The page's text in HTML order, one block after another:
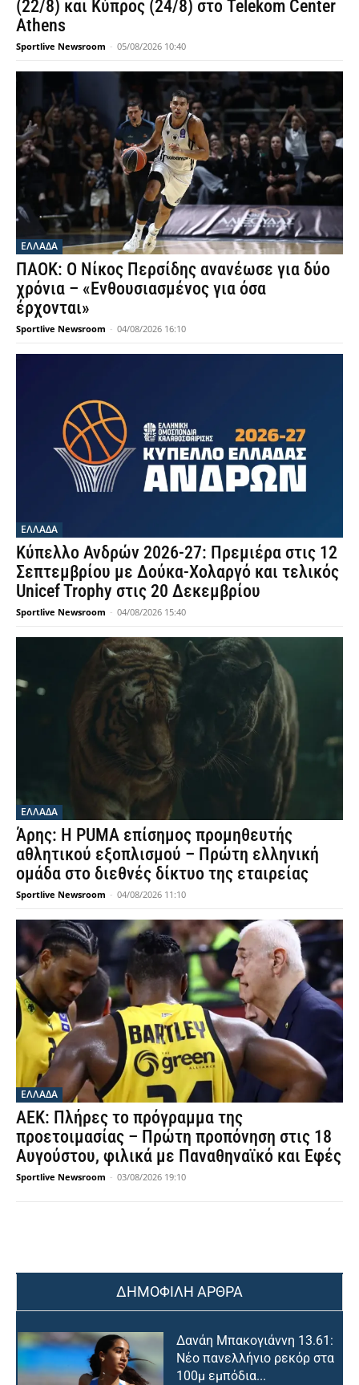
(22/8) και Κύπρος (24/8) στο Telekom Center
Athens
Sportlive Newsroom - 05/08/2026 10:40
ΕΛΛΑΔΑ
ΠΑΟΚ: Ο Νίκος Περσίδης ανανέωσε για δύο
χρόνια – «Ενθουσιασμένος για όσα
έρχονται»
Sportlive Newsroom - 04/08/2026 16:10
ΕΛΛΑΔΑ
Κύπελλο Ανδρών 2026-27: Πρεμιέρα στις 12
Σεπτεμβρίου με Δούκα-Χολαργό και τελικός
Unicef Trophy στις 20 Δεκεμβρίου
Sportlive Newsroom - 04/08/2026 15:40
ΕΛΛΑΔΑ
Άρης: Η PUMA επίσημος προμηθευτής
αθλητικού εξοπλισμού – Πρώτη ελληνική
ομάδα στο διεθνές δίκτυο της εταιρείας
Sportlive Newsroom - 04/08/2026 11:10
ΕΛΛΑΔΑ
ΑΕΚ: Πλήρες το πρόγραμμα της
προετοιμασίας – Πρώτη προπόνηση στις 18
Αυγούστου, φιλικά με Παναθηναϊκό και Εφές
Sportlive Newsroom - 03/08/2026 19:10
ΔΗΜΟΦΙΛΗ ΑΡΘΡΑ
Δανάη Μπακογιάννη 13.61:
Νέο πανελλήνιο ρεκόρ στα
100μ εμπόδια...